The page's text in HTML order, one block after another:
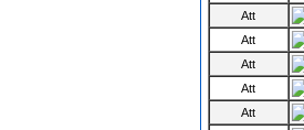
Att
Att
Att
Att
Att